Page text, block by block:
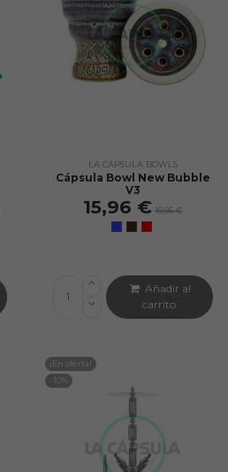
LA CAPSULA BOWLS
Cápsula Bowl New Bubble
V3
15,96 € 19,95 €
Añadir al
carrito
¡En oferta!
-10%